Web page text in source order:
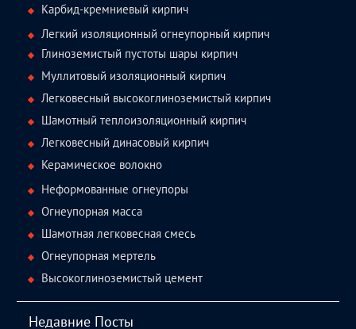
Карбид-кремниевый кирпич
Легкий изоляционный огнеупорный кирпич
Глиноземистый пустоты шары кирпич
Муллитовый изоляционный кирпич
Легковесный высокоглиноземистый кирпич
Шамотный теплоизоляционный кирпич
Легковесный динасовый кирпич
Керамическое волокно
Неформованные огнеупоры
Огнеупорная масса
Шамотная легковесная смесь
Огнеупорная мертель
Высокоглиноземистый цемент
Недавние Посты